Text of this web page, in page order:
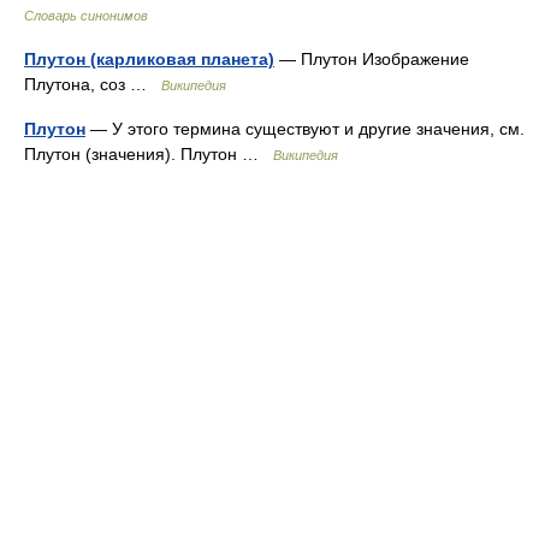
Словарь синонимов
Плутон (карликовая планета) — Плутон Изображение
Плутона, соз …
Википедия
Плутон — У этого термина существуют и другие значения, см.
Плутон (значения). Плутон …
Википедия